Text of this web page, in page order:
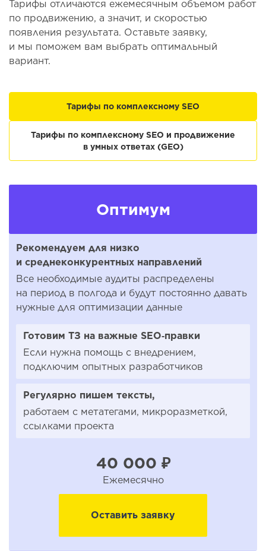
Тарифы отличаются ежемесячным объемом работ
по продвижению, а значит, и скоростью
появления результата. Оставьте заявку,
и мы поможем вам выбрать оптимальный
вариант.
Тарифы по комплексному SEO
Тарифы по комплексному SEO и продвижение
в умных ответах (GEO)
Оптимум
Рекомендуем для низко
и среднеконкурентных направлений
Все необходимые аудиты распределены
на период в полгода и будут постоянно давать
нужные для оптимизации данные
Готовим ТЗ на важные SEO‑правки
Если нужна помощь с внедрением,
подключим опытных разработчиков
Регулярно пишем тексты,
работаем с метатегами, микроразметкой,
ссылками проекта
40 000 ₽
Ежемесячно
Оставить заявку